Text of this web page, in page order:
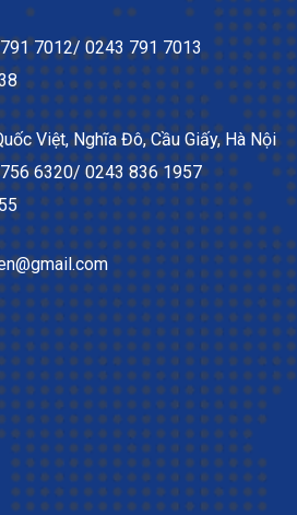
7012/ 0243 791 7013
Việt, Nghĩa Đô, Cầu Giấy, Hà Nội
6320/ 0243 836 1957